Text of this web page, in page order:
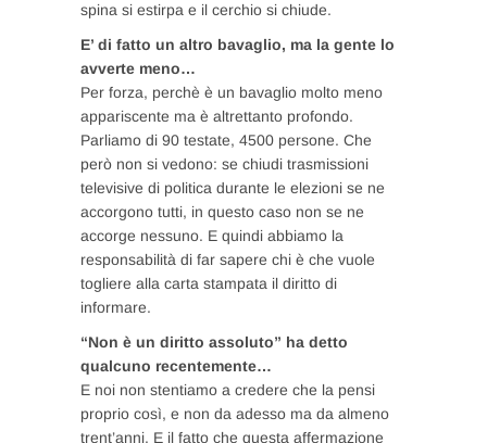
spina si estirpa e il cerchio si chiude.
E’ di fatto un altro bavaglio, ma la gente lo
avverte meno…
Per forza, perchè è un bavaglio molto meno
appariscente ma è altrettanto profondo.
Parliamo di 90 testate, 4500 persone. Che
però non si vedono: se chiudi trasmissioni
televisive di politica durante le elezioni se ne
accorgono tutti, in questo caso non se ne
accorge nessuno. E quindi abbiamo la
responsabilità di far sapere chi è che vuole
togliere alla carta stampata il diritto di
informare.
“Non è un diritto assoluto” ha detto
qualcuno recentemente…
E noi non stentiamo a credere che la pensi
proprio così, e non da adesso ma da almeno
trent’anni. E il fatto che questa affermazione